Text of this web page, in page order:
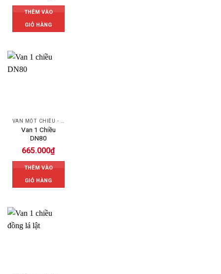
THÊM VÀO
GIỎ HÀNG
VAN MỘT CHIỀU - SWING CHECK VALVE
Van 1 Chiều
DN80
665.000₫
THÊM VÀO
GIỎ HÀNG